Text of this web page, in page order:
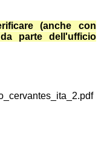
(anche con
parte dell'ufficio